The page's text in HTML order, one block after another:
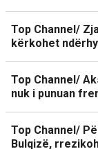
Top Channel/
kërkohet
Top Channel/
nuk i punuan
Top Channel/
Bulqizë,